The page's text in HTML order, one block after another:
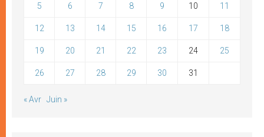
5 6 7 8 9 10 11
12 13 14 15 16 17 18
19 20 21 22 23 24 25
26 27 28 29 30 31
« Avr Juin »